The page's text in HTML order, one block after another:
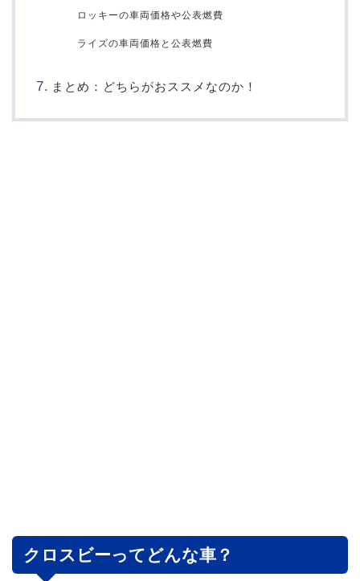
ロッキーの車両価格や公表燃費
ライズの車両価格と公表燃費
まとめ：どちらがおススメなのか！
クロスビーってどんな車？